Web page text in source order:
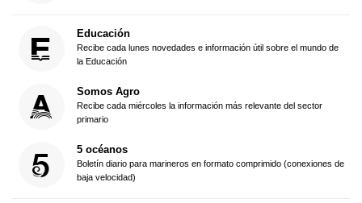
Educación
Recibe cada lunes novedades e información útil sobre el mundo de
la Educación
Somos Agro
Recibe cada miércoles la información más relevante del sector
primario
5 océanos
Boletín diario para marineros en formato comprimido (conexiones de
baja velocidad)